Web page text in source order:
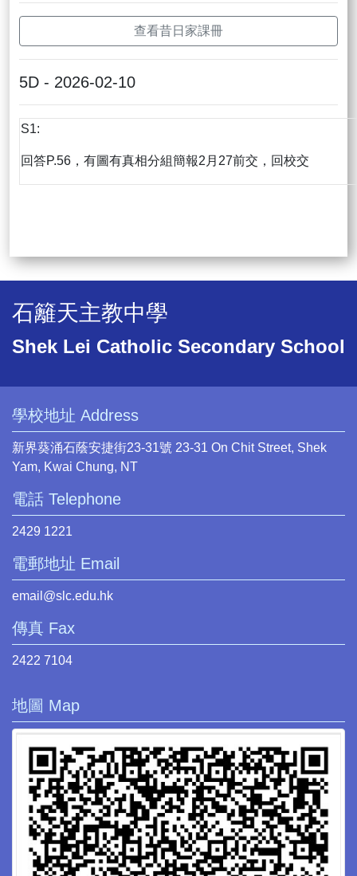
查看昔日家課冊
5D - 2026-02-10
S1:
回答P.56，有圖有真相分組簡報2月27前交，回校交
石籬天主教中學
Shek Lei Catholic Secondary School
學校地址 Address
新界葵涌石蔭安捷街23-31號 23-31 On Chit Street, Shek
Yam, Kwai Chung, NT
電話 Telephone
2429 1221
電郵地址 Email
email@slc.edu.hk
傳真 Fax
2422 7104
地圖 Map